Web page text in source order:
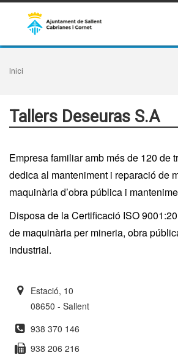
Inici
Tallers Deseuras S.A
Empresa familiar amb més de 120 de
dedica al manteniment i reparació de
maquinària d’obra pública i
Disposa de la Certificació ISO
de maquinària per mineria, obra
industrial.
Estació, 10
08650 - Sallent
938 370 146
938 206 216